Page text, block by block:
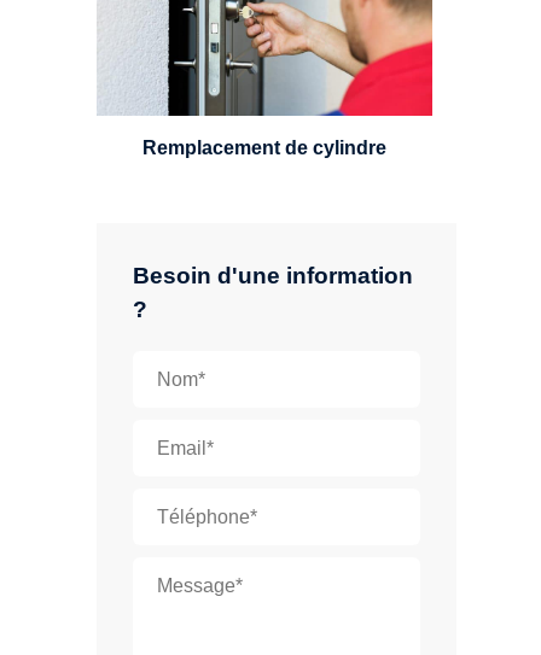
Besoin d'une information
?
standard, à 5 leviers ou à 3
leviers, Mul-T-Lock ou encore
multipoints.
Remplacement de cylindre